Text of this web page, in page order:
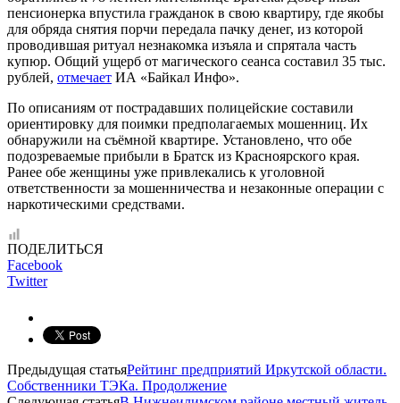
пенсионерка впустила гражданок в свою квартиру, где якобы
для обряда снятия порчи передала пачку денег, из которой
проводившая ритуал незнакомка изъяла и спрятала часть
купюр. Общий ущерб от магического сеанса составил 35 тыс.
рублей, отмечает ИА «Байкал Инфо».
По описаниям от пострадавших полицейские составили
ориентировку для поимки предполагаемых мошенниц. Их
обнаружили на съёмной квартире. Установлено, что обе
подозреваемые прибыли в Братск из Красноярского края.
Ранее обе женщины уже привлекались к уголовной
ответственности за мошенничества и незаконные операции с
наркотическими средствами.
ПОДЕЛИТЬСЯ
Facebook
Twitter
Предыдущая статьяРейтинг предприятий Иркутской области.
Собственники ТЭКа. Продолжение